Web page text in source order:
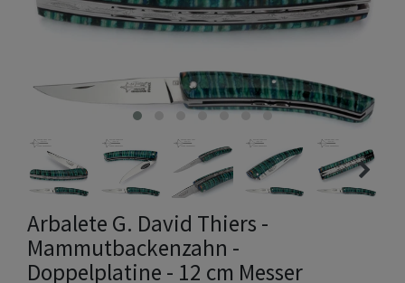
Arbalete G. David Thiers -
Mammutbackenzahn -
Doppelplatine - 12 cm Messer